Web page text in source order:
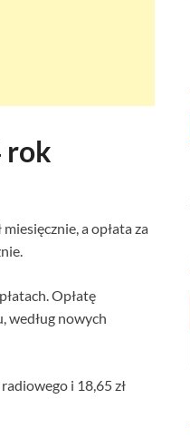
rok
a opłata za
Opłatę
według nowych
i 18,65 zł